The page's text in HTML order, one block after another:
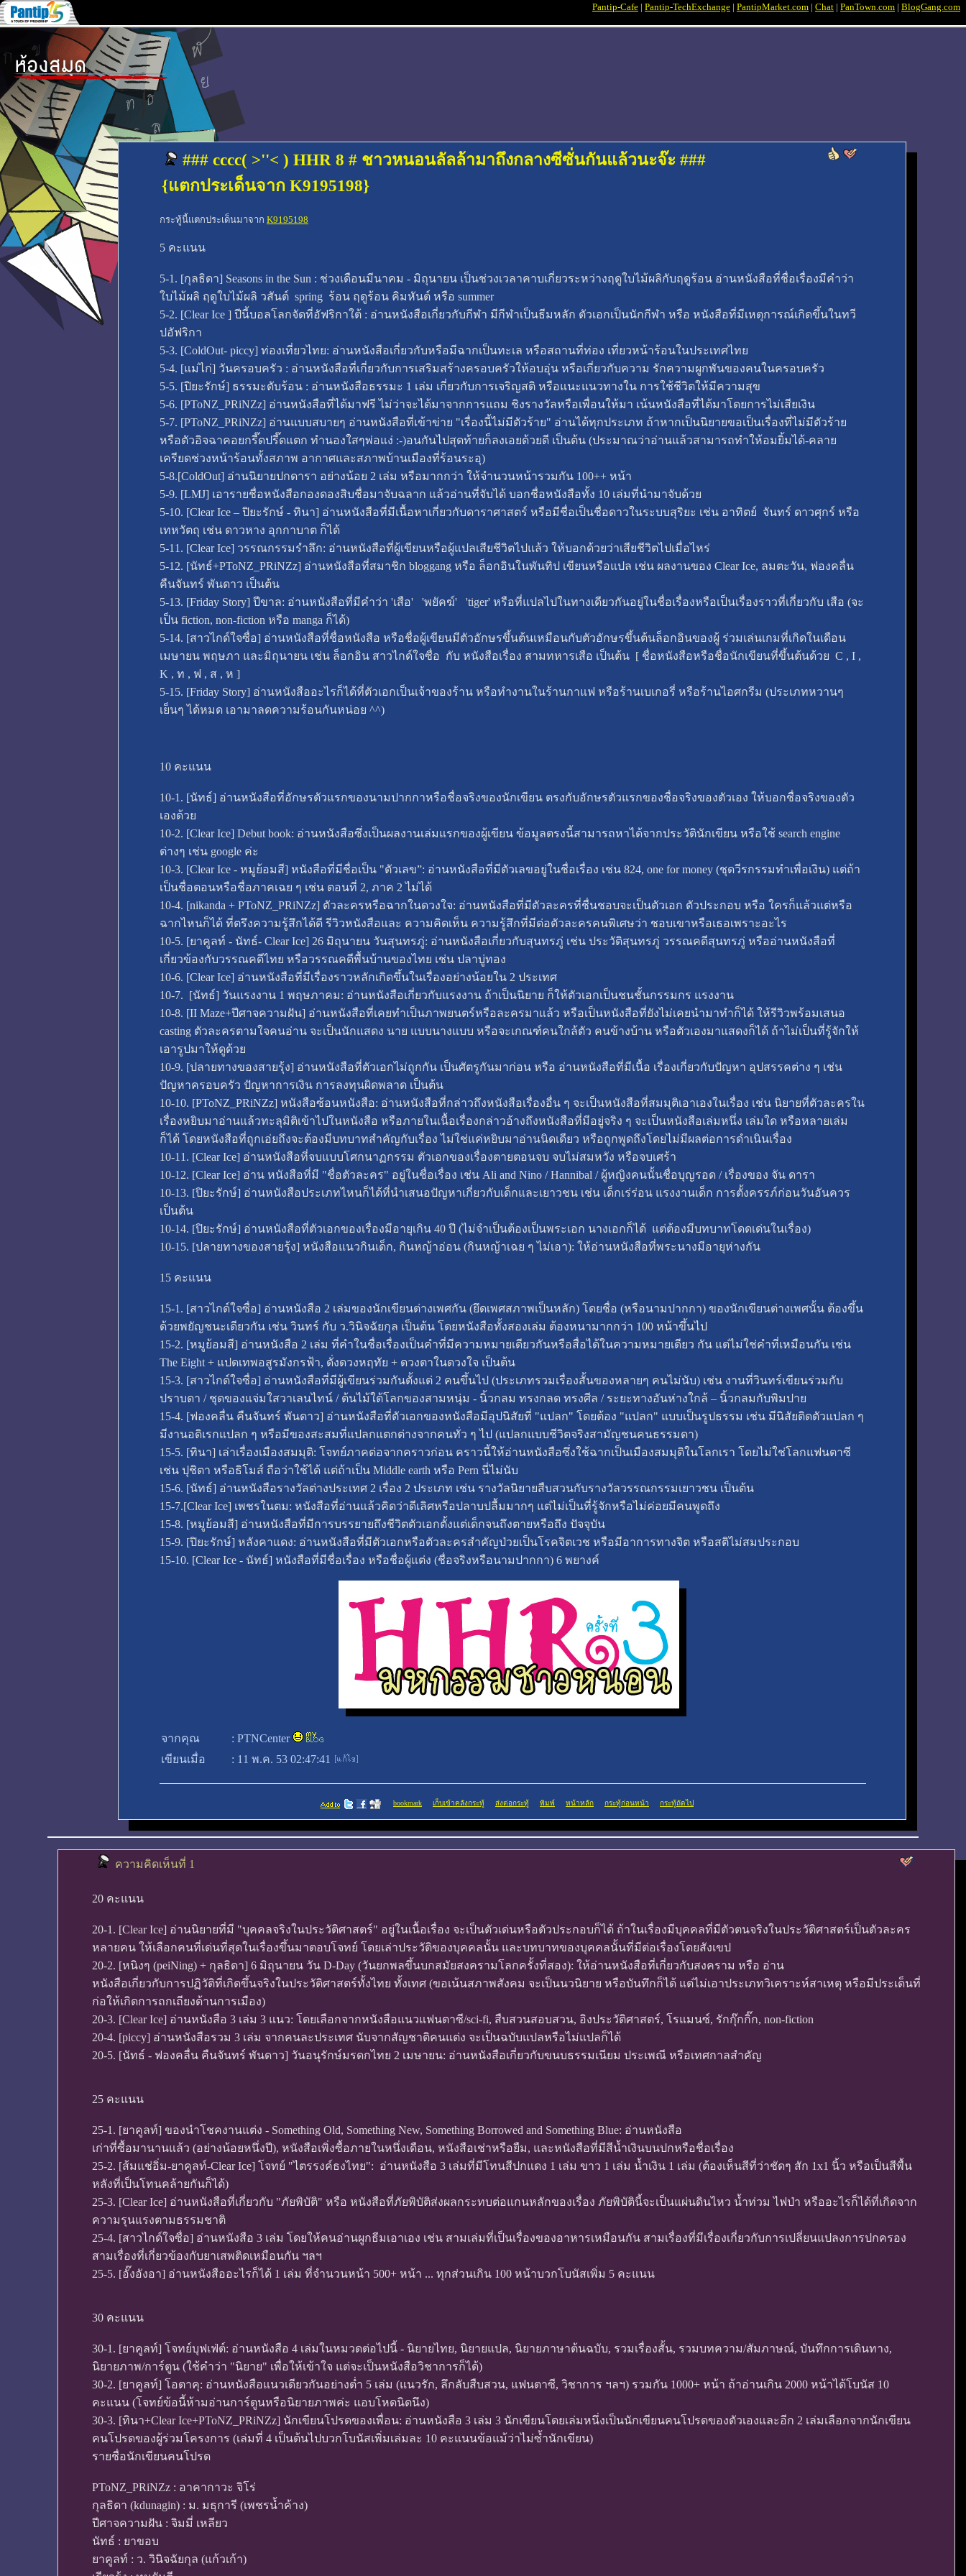
Pantip-Cafe | Pantip-TechExchange | PantipMarket.com | Chat | PanTown.com | BlogGang.com
### cccc( >''< ) HHR 8 # ชาวหนอนลัลล้ามาถึงกลางซีซั่นกันแล้วนะจ๊ะ ###
{แตกประเด็นจาก K9195198}
กระทู้นี้แตกประเด็นมาจาก K9195198
5 คะแนน
5-1. [กุลธิดา] Seasons in the Sun : ช่วงเดือนมีนาคม - มิถุนายน เป็นช่วงเวลาคาบเกี่ยวระหว่างฤดูใบไม้ผลิกับฤดูร้อน อ่านหนังสือที่ชื่อเรื่องมีคำว่า
ใบไม้ผลิ ฤดูใบไม้ผลิ วสันต์ spring ร้อน ฤดูร้อน คิมหันต์ หรือ summer
5-2. [Clear Ice ] ปีนี้บอลโลกจัดที่อัฟริกาใต้ : อ่านหนังสือเกี่ยวกับกีฬา มีกีฬาเป็นธีมหลัก ตัวเอกเป็นนักกีฬา หรือ หนังสือที่มีเหตุการณ์เกิดขึ้นในทวี
ปอัฟริกา
5-3. [ColdOut- piccy] ท่องเที่ยวไทย: อ่านหนังสือเกี่ยวกับหรือมีฉากเป็นทะเล หรือสถานที่ท่อง เที่ยวหน้าร้อนในประเทศไทย
5-4. [แม่ไก่] วันครอบครัว : อ่านหนังสือที่เกี่ยวกับการเสริมสร้างครอบครัวให้อบอุ่น หรือเกี่ยวกับความ รักความผูกพันของคนในครอบครัว
5-5. [ปิยะรักษ์] ธรรมะดับร้อน : อ่านหนังสือธรรมะ 1 เล่ม เกี่ยวกับการเจริญสติ หรือแนะแนวทางใน การใช้ชีวิตให้มีความสุข
5-6. [PToNZ_PRiNZz] อ่านหนังสือที่ได้มาฟรี ไม่ว่าจะได้มาจากการแถม ชิงรางวัลหรือเพื่อนให้มา เน้นหนังสือที่ได้มาโดยการไม่เสียเงิน
5-7. [PToNZ_PRiNZz] อ่านแบบสบายๆ อ่านหนังสือที่เข้าข่าย "เรื่องนี้ไม่มีตัวร้าย" อ่านได้ทุกประเภท ถ้าหากเป็นนิยายขอเป็นเรื่องที่ไม่มีตัวร้าย
หรือตัวอิจฉาคอยกรี๊ดปรี๊ดแตก ทำนองใสๆพ่อแง่ :-)อนกันไปสุดท้ายก็ลงเอยด้วยดี เป็นต้น (ประมาณว่าอ่านแล้วสามารถทำให้อมยิ้มได้-คลาย
เครียดช่วงหน้าร้อนทั้งสภาพ อากาศและสภาพบ้านเมืองที่ร้อนระอุ)
5-8.[ColdOut] อ่านนิยายปกดารา อย่างน้อย 2 เล่ม หรือมากกว่า ให้จำนวนหน้ารวมกัน 100++ หน้า
5-9. [LMJ] เอารายชื่อหนังสือกองดองสิบชื่อมาจับฉลาก แล้วอ่านที่จับได้ บอกชื่อหนังสือทั้ง 10 เล่มที่นำมาจับด้วย
5-10. [Clear Ice – ปิยะรักษ์ - ทินา] อ่านหนังสือที่มีเนื้อหาเกี่ยวกับดาราศาสตร์ หรือมีชื่อเป็นชื่อดาวในระบบสุริยะ เช่น อาทิตย์ จันทร์ ดาวศุกร์ หรือ
เทหวัตถุ เช่น ดาวหาง อุกกาบาต ก็ได้
5-11. [Clear Ice] วรรณกรรมรำลึก: อ่านหนังสือที่ผู้เขียนหรือผู้แปลเสียชีวิตไปแล้ว ให้บอกด้วยว่าเสียชีวิตไปเมื่อไหร่
5-12. [นัทธ์+PToNZ_PRiNZz] อ่านหนังสือที่สมาชิก bloggang หรือ ล็อกอินในพันทิป เขียนหรือแปล เช่น ผลงานของ Clear Ice, ลมตะวัน, ฟองคลื่น
คืนจันทร์ พันดาว เป็นต้น
5-13. [Friday Story] ปีขาล: อ่านหนังสือที่มีคำว่า 'เสือ' 'พยัคฆ์' 'tiger' หรือที่แปลไปในทางเดียวกันอยู่ในชื่อเรื่องหรือเป็นเรื่องราวที่เกี่ยวกับ เสือ (จะ
เป็น fiction, non-fiction หรือ manga ก็ได้)
5-14. [สาวไกด์ใจซื่อ] อ่านหนังสือที่ชื่อหนังสือ หรือชื่อผู้เขียนมีตัวอักษรขึ้นต้นเหมือนกับตัวอักษรขึ้นต้นล็อกอินของผู้ ร่วมเล่นเกมที่เกิดในเดือน
เมษายน พฤษภา และมิถุนายน เช่น ล็อกอิน สาวไกด์ใจซื่อ กับ หนังสือเรื่อง สามทหารเสือ เป็นต้น [ ชื่อหนังสือหรือชื่อนักเขียนที่ขึ้นต้นด้วย C , I ,
K , ท , ฟ , ส , ห ]
5-15. [Friday Story] อ่านหนังสืออะไรก็ได้ที่ตัวเอกเป็นเจ้าของร้าน หรือทำงานในร้านกาแฟ หรือร้านเบเกอรี่ หรือร้านไอศกรีม (ประเภทหวานๆ
เย็นๆ ได้หมด เอามาลดความร้อนกันหน่อย ^^)
10 คะแนน
10-1. [นัทธ์] อ่านหนังสือที่อักษรตัวแรกของนามปากกาหรือชื่อจริงของนักเขียน ตรงกับอักษรตัวแรกของชื่อจริงของตัวเอง ให้บอกชื่อจริงของตัว
เองด้วย
10-2. [Clear Ice] Debut book: อ่านหนังสือซึ่งเป็นผลงานเล่มแรกของผู้เขียน ข้อมูลตรงนี้สามารถหาได้จากประวัตินักเขียน หรือใช้ search engine
ต่างๆ เช่น google ค่ะ
10-3. [Clear Ice - หมูย้อมสี] หนังสือที่มีชื่อเป็น "ตัวเลข”: อ่านหนังสือที่มีตัวเลขอยู่ในชื่อเรื่อง เช่น 824, one for money (ชุดวีรกรรมทำเพื่อเงิน) แต่ถ้า
เป็นชื่อตอนหรือชื่อภาคเฉย ๆ เช่น ตอนที่ 2, ภาค 2 ไม่ได้
10-4. [nikanda + PToNZ_PRiNZz] ตัวละครหรือฉากในดวงใจ: อ่านหนังสือที่มีตัวละครที่ชื่นชอบจะเป็นตัวเอก ตัวประกอบ หรือ ใครก็แล้วแต่หรือ
ฉากไหนก็ได้ ที่ตรึงความรู้สึกได้ดี รีวิวหนังสือและ ความคิดเห็น ความรู้สึกที่มีต่อตัวละครคนพิเศษว่า ชอบเขาหรือเธอเพราะอะไร
10-5. [ยาคูลท์ - นัทธ์- Clear Ice] 26 มิถุนายน วันสุนทรภู่: อ่านหนังสือเกี่ยวกับสุนทรภู่ เช่น ประวัติสุนทรภู่ วรรณคดีสุนทรภู่ หรืออ่านหนังสือที่
เกี่ยวข้องกับวรรณคดีไทย หรือวรรณคดีพื้นบ้านของไทย เช่น ปลาบู่ทอง
10-6. [Clear Ice] อ่านหนังสือที่มีเรื่องราวหลักเกิดขึ้นในเรื่องอย่างน้อยใน 2 ประเทศ
10-7. [นัทธ์] วันแรงงาน 1 พฤษภาคม: อ่านหนังสือเกี่ยวกับแรงงาน ถ้าเป็นนิยาย ก็ให้ตัวเอกเป็นชนชั้นกรรมกร แรงงาน
10-8. [II Maze+ปีศาจความฝัน] อ่านหนังสือที่เคยทำเป็นภาพยนตร์หรือละครมาแล้ว หรือเป็นหนังสือที่ยังไม่เคยนำมาทำก็ได้ ให้รีวิวพร้อมเสนอ
casting ตัวละครตามใจคนอ่าน จะเป็นนักแสดง นาย แบบนางแบบ หรือจะเกณฑ์คนใกล้ตัว คนข้างบ้าน หรือตัวเองมาแสดงก็ได้ ถ้าไม่เป็นที่รู้จักให้
เอารูปมาให้ดูด้วย
10-9. [ปลายทางของสายรุ้ง] อ่านหนังสือที่ตัวเอกไม่ถูกกัน เป็นศัตรูกันมาก่อน หรือ อ่านหนังสือที่มีเนื้อ เรื่องเกี่ยวกับปัญหา อุปสรรคต่าง ๆ เช่น
ปัญหาครอบครัว ปัญหาการเงิน การลงทุนผิดพลาด เป็นต้น
10-10. [PToNZ_PRiNZz] หนังสือซ้อนหนังสือ: อ่านหนังสือที่กล่าวถึงหนังสือเรื่องอื่น ๆ จะเป็นหนังสือที่สมมุติเอาเองในเรื่อง เช่น นิยายที่ตัวละครใน
เรื่องหยิบมาอ่านแล้วทะลุมิติเข้าไปในหนังสือ หรือภายในเนื้อเรื่องกล่าวอ้างถึงหนังสือที่มีอยู่จริง ๆ จะเป็นหนังสือเล่มหนึ่ง เล่มใด หรือหลายเล่ม
ก็ได้ โดยหนังสือที่ถูกเอ่ยถึงจะต้องมีบทบาทสำคัญกับเรื่อง ไม่ใช่แค่หยิบมาอ่านนิดเดียว หรือถูกพูดถึงโดยไม่มีผลต่อการดำเนินเรื่อง
10-11. [Clear Ice] อ่านหนังสือที่จบแบบโศกนาฏกรรม ตัวเอกของเรื่องตายตอนจบ จบไม่สมหวัง หรือจบเศร้า
10-12. [Clear Ice] อ่าน หนังสือที่มี "ชื่อตัวละคร" อยู่ในชื่อเรื่อง เช่น Ali and Nino / Hannibal / ผู้หญิงคนนั้นชื่อบุญรอด / เรื่องของ จัน ดารา
10-13. [ปิยะรักษ์] อ่านหนังสือประเภทไหนก็ได้ที่นำเสนอปัญหาเกี่ยวกับเด็กและเยาวชน เช่น เด็กเร่ร่อน แรงงานเด็ก การตั้งครรภ์ก่อนวันอันควร
เป็นต้น
10-14. [ปิยะรักษ์] อ่านหนังสือที่ตัวเอกของเรื่องมีอายุเกิน 40 ปี (ไม่จำเป็นต้องเป็นพระเอก นางเอกก็ได้ แต่ต้องมีบทบาทโดดเด่นในเรื่อง)
10-15. [ปลายทางของสายรุ้ง] หนังสือแนวกินเด็ก, กินหญ้าอ่อน (กินหญ้าเฉย ๆ ไม่เอา): ให้อ่านหนังสือที่พระนางมีอายุห่างกัน
15 คะแนน
15-1. [สาวไกด์ใจซื่อ] อ่านหนังสือ 2 เล่มของนักเขียนต่างเพศกัน (ยึดเพศสภาพเป็นหลัก) โดยชื่อ (หรือนามปากกา) ของนักเขียนต่างเพศนั้น ต้องขึ้น
ด้วยพยัญชนะเดียวกัน เช่น วินทร์ กับ ว.วินิจฉัยกุล เป็นต้น โดยหนังสือทั้งสองเล่ม ต้องหนามากกว่า 100 หน้าขึ้นไป
15-2. [หมูย้อมสี] อ่านหนังสือ 2 เล่ม ที่คำในชื่อเรื่องเป็นคำที่มีความหมายเดียวกันหรือสื่อได้ในความหมายเดียว กัน แต่ไม่ใช่คำที่เหมือนกัน เช่น
The Eight + แปดเทพอสูรมังกรฟ้า, ดั่งดวงหฤทัย + ดวงตาในดวงใจ เป็นต้น
15-3. [สาวไกด์ใจซื่อ] อ่านหนังสือที่มีผู้เขียนร่วมกันตั้งแต่ 2 คนขึ้นไป (ประเภทรวมเรื่องสั้นของหลายๆ คนไม่นับ) เช่น งานที่วินทร์เขียนร่วมกับ
ปราบดา / ชุดของแจ่มใสวาเลนไทน์ / ต้นไม้ใต้โลกของสามหนุ่ม - นิ้วกลม ทรงกลด ทรงศีล / ระยะทางอันห่างใกล้ – นิ้วกลมกับพิมปาย
15-4. [ฟองคลื่น คืนจันทร์ พันดาว] อ่านหนังสือที่ตัวเอกของหนังสือมีอุปนิสัยที่ "แปลก" โดยต้อง "แปลก" แบบเป็นรูปธรรม เช่น มีนิสัยติดตัวแปลก ๆ
มีงานอดิเรกแปลก ๆ หรือมีของสะสมที่แปลกแตกต่างจากคนทั่ว ๆ ไป (แปลกแบบชีวิตจริงสามัญชนคนธรรมดา)
15-5. [ทินา] เล่าเรื่องเมืองสมมุติ: โจทย์ภาคต่อจากคราวก่อน คราวนี้ให้อ่านหนังสือซึ่งใช้ฉากเป็นเมืองสมมุติในโลกเรา โดยไม่ใช่โลกแฟนตาซี
เช่น ปุชิตา หรือธิโมส์ ถือว่าใช้ได้ แต่ถ้าเป็น Middle earth หรือ Pern นี่ไม่นับ
15-6. [นัทธ์] อ่านหนังสือรางวัลต่างประเทศ 2 เรื่อง 2 ประเภท เช่น รางวัลนิยายสืบสวนกับรางวัลวรรณกรรมเยาวชน เป็นต้น
15-7.[Clear Ice] เพชรในตม: หนังสือที่อ่านแล้วคิดว่าดีเลิศหรือปลาบปลื้มมากๆ แต่ไม่เป็นที่รู้จักหรือไม่ค่อยมีคนพูดถึง
15-8. [หมูย้อมสี] อ่านหนังสือที่มีการบรรยายถึงชีวิตตัวเอกตั้งแต่เด็กจนถึงตายหรือถึง ปัจจุบัน
15-9. [ปิยะรักษ์] หลังคาแดง: อ่านหนังสือที่มีตัวเอกหรือตัวละครสำคัญป่วยเป็นโรคจิตเวช หรือมีอาการทางจิต หรือสติไม่สมประกอบ
15-10. [Clear Ice - นัทธ์] หนังสือที่มีชื่อเรื่อง หรือชื่อผู้แต่ง (ชื่อจริงหรือนามปากกา) 6 พยางค์
จากคุณ : PTNCenter
เขียนเมื่อ
: 11 พ.ค. 53 02:47:41
bookmark เก็บเข้าคลังกระทู้ ส่งต่อกระทู้ พิมพ์ หน้าหลัก กระทู้ก่อนหน้า กระทู้ถัดไป
ความคิดเห็นที่ 1
20 คะแนน
20-1. [Clear Ice] อ่านนิยายที่มี "บุคคลจริงในประวัติศาสตร์" อยู่ในเนื้อเรื่อง จะเป็นตัวเด่นหรือตัวประกอบก็ได้ ถ้าในเรื่องมีบุคคลที่มีตัวตนจริงในประวัติศาสตร์เป็นตัวละคร
หลายคน ให้เลือกคนที่เด่นที่สุดในเรื่องขึ้นมาตอบโจทย์ โดยเล่าประวัติของบุคคลนั้น และบทบาทของบุคคลนั้นที่มีต่อเรื่องโดยสังเขป
20-2. [หนิงๆ (peiNing) + กุลธิดา] 6 มิถุนายน วัน D-Day (วันยกพลขึ้นบกสมัยสงครามโลกครั้งที่สอง): ให้อ่านหนังสือที่เกี่ยวกับสงคราม หรือ อ่าน
หนังสือเกี่ยวกับการปฏิวัติที่เกิดขึ้นจริงในประวัติศาสตร์ทั้งไทย ทั้งเทศ (ขอเน้นสภาพสังคม จะเป็นนวนิยาย หรือบันทึกก็ได้ แต่ไม่เอาประเภทวิเคราะห์สาเหตุ หรือมีประเด็นที่
ก่อให้เกิดการถกเถียงด้านการเมือง)
20-3. [Clear Ice] อ่านหนังสือ 3 เล่ม 3 แนว: โดยเลือกจากหนังสือแนวแฟนตาซี/sci-fi, สืบสวนสอบสวน, อิงประวัติศาสตร์, โรแมนซ์, รักกุ๊กกิ๊ก, non-fiction
20-4. [piccy] อ่านหนังสือรวม 3 เล่ม จากคนละประเทศ นับจากสัญชาติคนแต่ง จะเป็นฉบับแปลหรือไม่แปลก็ได้
20-5. [นัทธ์ - ฟองคลื่น คืนจันทร์ พันดาว] วันอนุรักษ์มรดกไทย 2 เมษายน: อ่านหนังสือเกี่ยวกับขนบธรรมเนียม ประเพณี หรือเทศกาลสำคัญ
25 คะแนน
25-1. [ยาคูลท์] ของนำโชคงานแต่ง - Something Old, Something New, Something Borrowed and Something Blue: อ่านหนังสือ
เก่าที่ซื้อมานานแล้ว (อย่างน้อยหนึ่งปี), หนังสือเพิ่งซื้อภายในหนึ่งเดือน, หนังสือเช่าหรือยืม, และหนังสือที่มีสีน้ำเงินบนปกหรือชื่อเรื่อง
25-2. [ส้มแช่อิ่ม-ยาคูลท์-Clear Ice] โจทย์ "ไตรรงค์ธงไทย": อ่านหนังสือ 3 เล่มที่มีโทนสีปกแดง 1 เล่ม ขาว 1 เล่ม น้ำเงิน 1 เล่ม (ต้องเห็นสีที่ว่าชัดๆ สัก 1x1 นิ้ว หรือเป็นสีพื้น
หลังที่เป็นโทนคล้ายกันก็ได้)
25-3. [Clear Ice] อ่านหนังสือที่เกี่ยวกับ "ภัยพิบัติ" หรือ หนังสือที่ภัยพิบัติส่งผลกระทบต่อแกนหลักของเรื่อง ภัยพิบัตินี้จะเป็นแผ่นดินไหว น้ำท่วม ไฟป่า หรืออะไรก็ได้ที่เกิดจาก
ความรุนแรงตามธรรมชาติ
25-4. [สาวไกด์ใจซื่อ] อ่านหนังสือ 3 เล่ม โดยให้คนอ่านผูกธีมเอาเอง เช่น สามเล่มที่เป็นเรื่องของอาหารเหมือนกัน สามเรื่องที่มีเรื่องเกี่ยวกับการเปลี่ยนแปลงการปกครอง
สามเรื่องที่เกี่ยวข้องกับยาเสพติดเหมือนกัน ฯลฯ
25-5. [อั๊งอังอา] อ่านหนังสืออะไรก็ได้ 1 เล่ม ที่จำนวนหน้า 500+ หน้า ... ทุกส่วนเกิน 100 หน้าบวกโบนัสเพิ่ม 5 คะแนน
30 คะแนน
30-1. [ยาคูลท์] โจทย์บุฟเฟ่ต์: อ่านหนังสือ 4 เล่มในหมวดต่อไปนี้ - นิยายไทย, นิยายแปล, นิยายภาษาต้นฉบับ, รวมเรื่องสั้น, รวมบทความ/สัมภาษณ์, บันทึกการเดินทาง,
นิยายภาพ/การ์ตูน (ใช้คำว่า "นิยาย" เพื่อให้เข้าใจ แต่จะเป็นหนังสือวิชาการก็ได้)
30-2. [ยาคูลท์] โอตาคุ: อ่านหนังสือแนวเดียวกันอย่างต่ำ 5 เล่ม (แนวรัก, ลึกลับสืบสวน, แฟนตาซี, วิชาการ ฯลฯ) รวมกัน 1000+ หน้า ถ้าอ่านเกิน 2000 หน้าได้โบนัส 10
คะแนน (โจทย์ข้อนี้ห้ามอ่านการ์ตูนหรือนิยายภาพค่ะ แอบโหดนิดนึง)
30-3. [ทินา+Clear Ice+PToNZ_PRiNZz] นักเขียนโปรดของเพื่อน: อ่านหนังสือ 3 เล่ม 3 นักเขียนโดยเล่มหนึ่งเป็นนักเขียนคนโปรดของตัวเองและอีก 2 เล่มเลือกจากนักเขียน
คนโปรดของผู้ร่วมโครงการ (เล่มที่ 4 เป็นต้นไปบวกโบนัสเพิ่มเล่มละ 10 คะแนนข้อแม้ว่าไม่ซ้ำนักเขียน)
รายชื่อนักเขียนคนโปรด
PToNZ_PRiNZz : อาคากาวะ จิโร่
กุลธิดา (kdunagin) : ม. มธุการี (เพชรน้ำค้าง)
ปีศาจความฝัน : จิมมี่ เหลียว
นัทธ์ : ยาขอบ
ยาคูลท์ : ว. วินิจฉัยกุล (แก้วเก้า)